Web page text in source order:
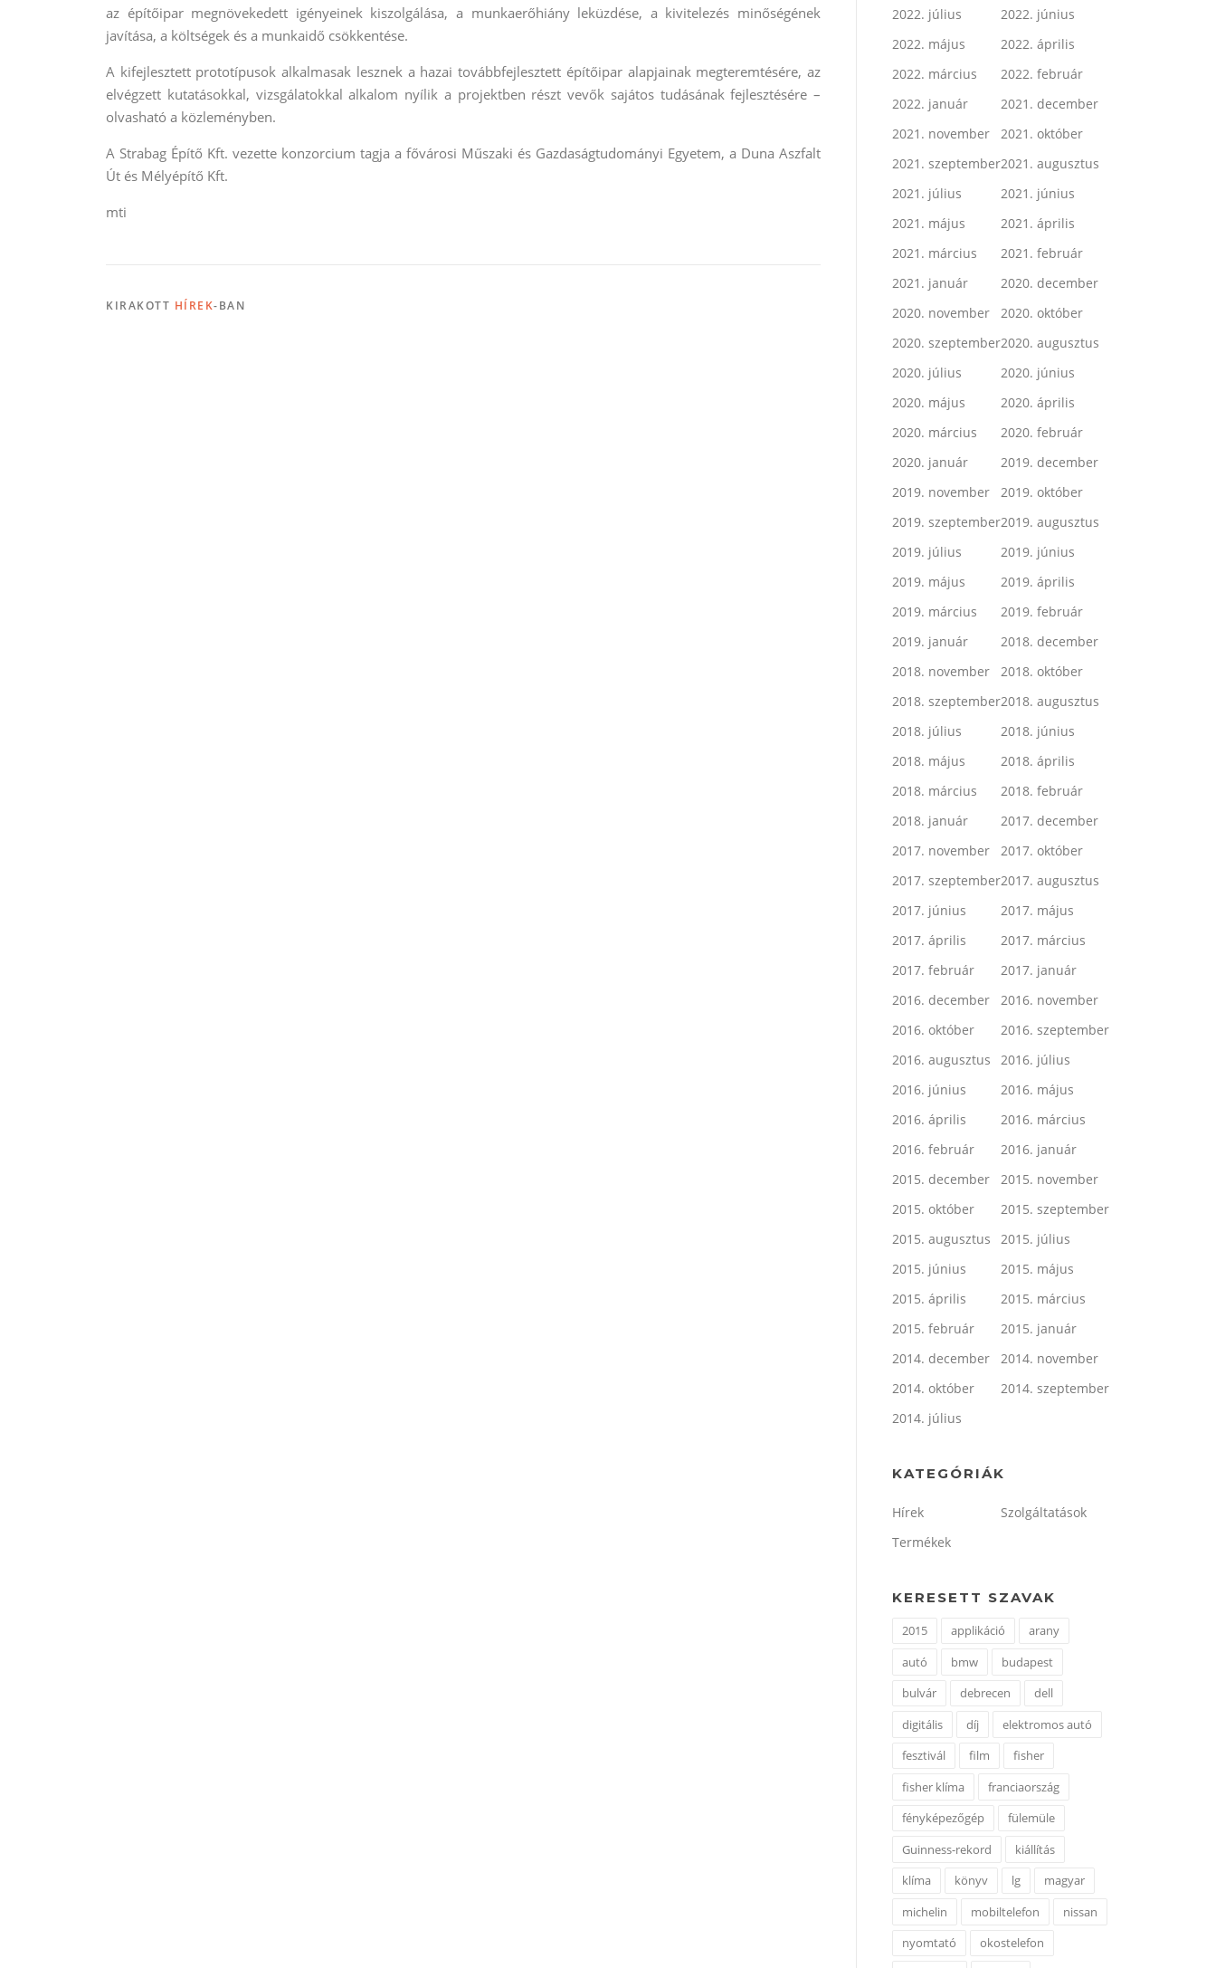
az építőipar megnövekedett igényeinek kiszolgálása, a munkaerőhiány leküzdése, a kivitelezés minőségének
javítása, a költségek és a munkaidő csökkentése.
A kifejlesztett prototípusok alkalmasak lesznek a hazai továbbfejlesztett építőipar alapjainak megteremtésére, az
elvégzett kutatásokkal, vizsgálatokkal alkalom nyílik a projektben részt vevők sajátos tudásának fejlesztésére –
olvasható a közleményben.
A Strabag Építő Kft. vezette konzorcium tagja a fővárosi Műszaki és Gazdaságtudományi Egyetem, a Duna Aszfalt
Út és Mélyépítő Kft.
mti
KIRAKOTT HÍREK-BAN
2022. július
2022. június
2022. május
2022. április
2022. március
2022. február
2022. január
2021. december
2021. november
2021. október
2021. szeptember2021. augusztus
2021. július
2021. június
2021. május
2021. április
2021. március
2021. február
2021. január
2020. december
2020. november
2020. október
2020. szeptember2020. augusztus
2020. július
2020. június
2020. május
2020. április
2020. március
2020. február
2020. január
2019. december
2019. november
2019. október
2019. szeptember2019. augusztus
2019. július
2019. június
2019. május
2019. április
2019. március
2019. február
2019. január
2018. december
2018. november
2018. október
2018. szeptember2018. augusztus
2018. július
2018. június
2018. május
2018. április
2018. március
2018. február
2018. január
2017. december
2017. november
2017. október
2017. szeptember2017. augusztus
2017. június
2017. május
2017. április
2017. március
2017. február
2017. január
2016. december
2016. november
2016. október
2016. szeptember
2016. augusztus
2016. július
2016. június
2016. május
2016. április
2016. március
2016. február
2016. január
2015. december
2015. november
2015. október
2015. szeptember
2015. augusztus
2015. július
2015. június
2015. május
2015. április
2015. március
2015. február
2015. január
2014. december
2014. november
2014. október
2014. szeptember
2014. július
KATEGÓRIÁK
Hírek
Szolgáltatások
Termékek
KERESETT SZAVAK
2015 applikáció
arany
autó
bmw
budapest
bulvár
debrecen
dell
digitális
díj
elektromos autó
fesztivál
film
fisher
fisher klíma
franciaország
fényképezőgép
fülemüle
Guinness-rekord
kiállítás
klíma
könyv lg
magyar
michelin
mobiltelefon
nissan
nyomtató
okostelefon